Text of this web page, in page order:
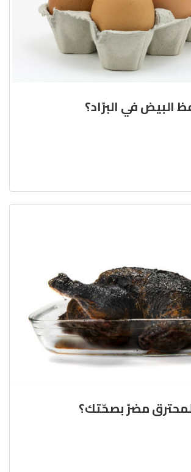
البيض في البرّاد؟
مضرّ بصحّتك؟